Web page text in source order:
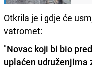
Otkrila je i gdje će
vatromet:
"Novac koji bi bio
uplaćen udruženjima